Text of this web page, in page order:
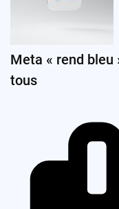
Meta « rend bleu
tous